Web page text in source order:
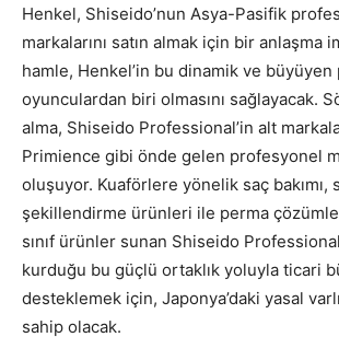
Henkel, Shiseido’nun Asya-Pasifik
markalarını satın almak için bir anlaşma
hamle, Henkel’in bu dinamik ve
oyunculardan biri olmasını sağlayacak.
alma, Shiseido Professional’in alt
Primience gibi önde gelen profesyonel
oluşuyor. Kuaförlere yönelik saç bakımı,
şekillendirme ürünleri ile perma
sınıf ürünler sunan Shiseido
kurduğu bu güçlü ortaklık yoluyla ticari
desteklemek için, Japonya’daki yasal
sahip olacak.